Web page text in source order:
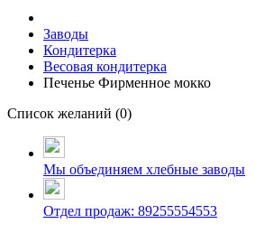
Заводы
Кондитерка
Весовая кондитерка
Печенье Фирменное мокко
Список желаний (0)
Мы объединяем хлебные заводы
Отдел продаж: 89255554553